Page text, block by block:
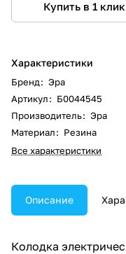
Купить в 1 клик
Характеристики
Бренд: Эра
Артикул: Б0044545
Производитель: Эра
Материал: Резина
Все характеристики
Описание
Колодка